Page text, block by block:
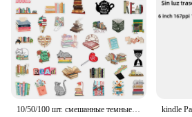
10/50/100 шт. смешанные темные романтические наклейки для чтения книг Kindle, эстетические наклейки для девочек, наклейки для Ipad, телефона, ноутбука, дневника